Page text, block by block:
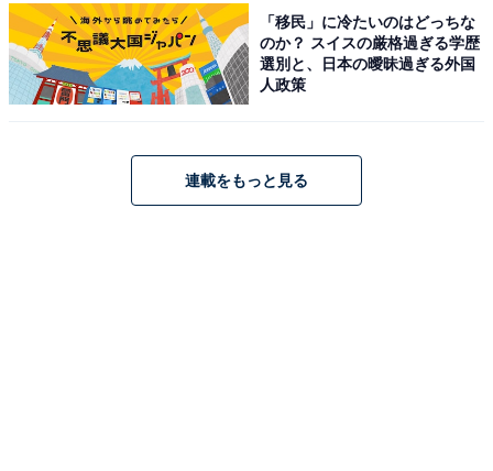
て25分、温泉前バス停下車すぐ。
【自動車の場合】中部横断道・八千穂高原ICから
15km(約25分) 中央道・長坂ICから40km(約45分) ※第一
「移民」に冷たいのはどっちな
のか？ スイスの厳格過ぎる学歴
選別と、日本の曖昧過ぎる外国
人政策
連載をもっと見る